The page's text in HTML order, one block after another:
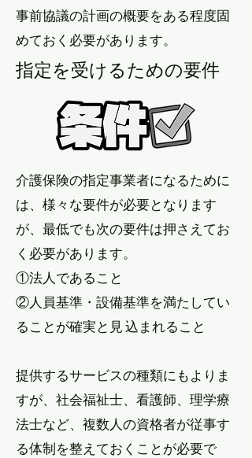
​事前協議の計画の概要をある程度固
めておく必要があります。
​指定を受けるための要件
介護保険の指定事業者になるために
は、様々な要件が必要となります
が、最低でも次の要件は押さえてお
く必要があります。
①法人であること
②人員基準・設備基準を満たしてい
ることが確実と見 込まれること
提供するサービスの種類にもよりま
すが、社会福祉士、看護師、理学療
法士など、複数人の資格者が従事す
る体制を整えておくことが必要で